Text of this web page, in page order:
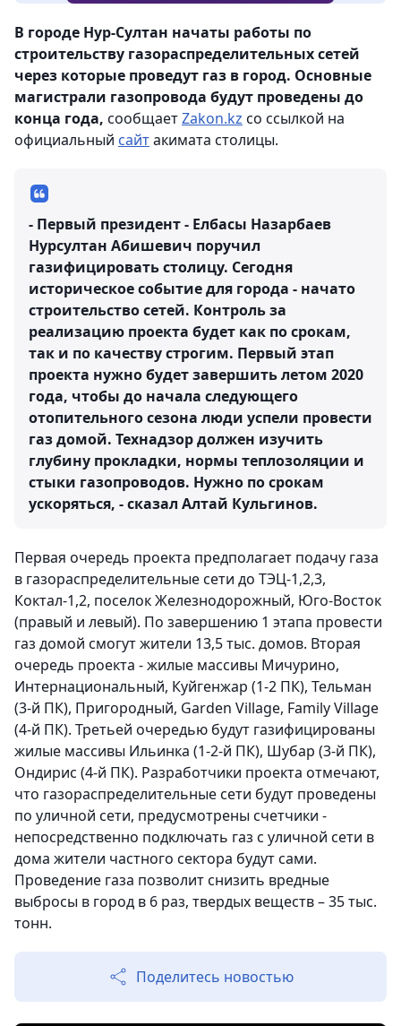
В городе Нур-Султан начаты работы по
строительству газораспределительных сетей
через которые проведут газ в город. Основные
магистрали газопровода будут проведены до
конца года, сообщаетZakon.kz со ссылкой на
официальный сайтакимата столицы.
- Первый президент - Елбасы Назарбаев
Нурсултан Абишевич поручил
газифицировать столицу. Сегодня
историческое событие для города - начато
строительство сетей. Контроль за
реализацию проекта будет как по срокам,
так и по качеству строгим. Первый этап
проекта нужно будет завершить летом 2020
года, чтобы до начала следующего
отопительного сезона люди успели провести
газ домой. Технадзор должен изучить
глубину прокладки, нормы теплозоляции и
стыки газопроводов. Нужно по срокам
ускоряться, - сказал Алтай Кульгинов.
Первая очередь проекта предполагает подачу газа
в газораспределительные сети до ТЭЦ-1,2,3,
Коктал-1,2, поселок Железнодорожный, Юго-Восток
(правый и левый). По завершению 1 этапа провести
газ домой смогут жители 13,5 тыс. домов. Вторая
очередь проекта - жилые массивы Мичурино,
Интернациональный, Куйгенжар (1-2 ПК), Тельман
(3-й ПК), Пригородный, Garden Village, Family Village
(4-й ПК). Третьей очередью будут газифицированы
жилые массивы Ильинка (1-2-й ПК), Шубар (3-й ПК),
Ондирис (4-й ПК). Разработчики проекта отмечают,
что газораспределительные сети будут проведены
по уличной сети, предусмотрены счетчики -
непосредственно подключать газ с уличной сети в
дома жители частного сектора будут сами.
Проведение газа позволит снизить вредные
выбросы в город в 6 раз, твердых веществ – 35 тыс.
тонн.
Поделитесь новостью